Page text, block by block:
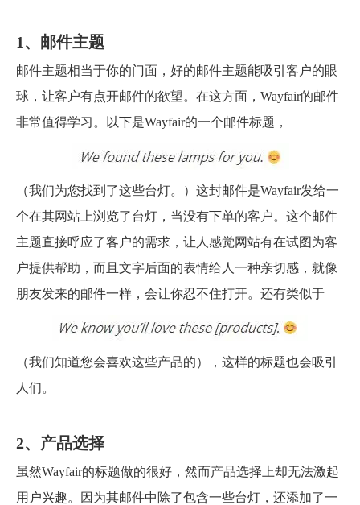
1、邮件主题
邮件主题相当于你的门面，好的邮件主题能吸引客户的眼
球，让客户有点开邮件的欲望。在这方面，Wayfair的邮件
非常值得学习。以下是Wayfair的一个邮件标题，
（我们为您找到了这些台灯。）这封邮件是Wayfair发给一
个在其网站上浏览了台灯，当没有下单的客户。这个邮件
主题直接呼应了客户的需求，让人感觉网站有在试图为客
户提供帮助，而且文字后面的表情给人一种亲切感，就像
朋友发来的邮件一样，会让你忍不住打开。 还有类似于
（我们知道您会喜欢这些产品的），这样的标题也会吸引
人们。
2、产品选择
虽然Wayfair的标题做的很好，然而产品选择上却无法激起
用户兴趣。因为其邮件中除了包含一些台灯，还添加了一